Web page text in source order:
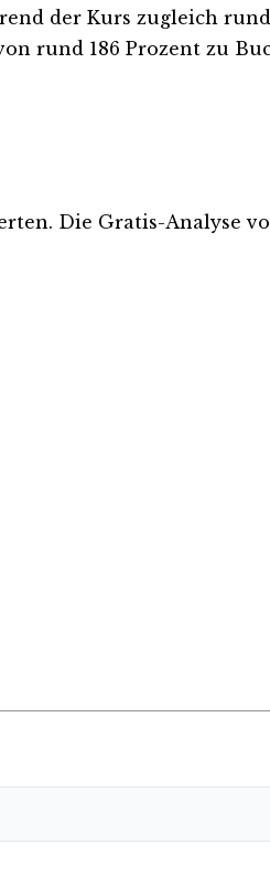
der Kurs zugleich
rund 186 Prozent zu
Die Gratis-Analyse